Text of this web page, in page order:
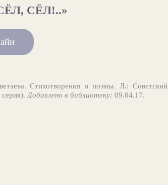
СЁЛ!..»
Стихотворения и поэмы. Л.: Советский
серия).Добавлено в библиотеку: 09.04.17.